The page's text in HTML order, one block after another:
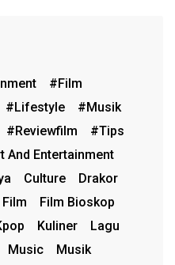
#film
#lifestyle
#musik
#reviewfilm
#Tips
And Entertainment
Culture
Drakor
Film
Film Bioskop
Kuliner
Lagu
Music
Musik